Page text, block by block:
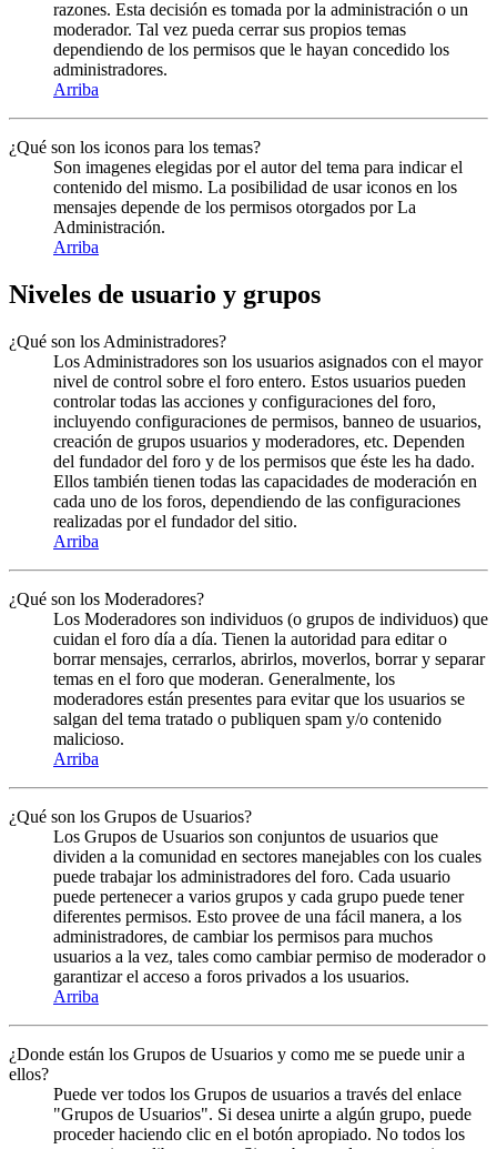
razones. Esta decisión es tomada por la administración o un
moderador. Tal vez pueda cerrar sus propios temas
dependiendo de los permisos que le hayan concedido los
administradores.
Arriba
¿Qué son los iconos para los temas?
Son imagenes elegidas por el autor del tema para indicar el
contenido del mismo. La posibilidad de usar iconos en los
mensajes depende de los permisos otorgados por La
Administración.
Arriba
Niveles de usuario y grupos
¿Qué son los Administradores?
Los Administradores son los usuarios asignados con el mayor
nivel de control sobre el foro entero. Estos usuarios pueden
controlar todas las acciones y configuraciones del foro,
incluyendo configuraciones de permisos, banneo de usuarios,
creación de grupos usuarios y moderadores, etc. Dependen
del fundador del foro y de los permisos que éste les ha dado.
Ellos también tienen todas las capacidades de moderación en
cada uno de los foros, dependiendo de las configuraciones
realizadas por el fundador del sitio.
Arriba
¿Qué son los Moderadores?
Los Moderadores son individuos (o grupos de individuos) que
cuidan el foro día a día. Tienen la autoridad para editar o
borrar mensajes, cerrarlos, abrirlos, moverlos, borrar y separar
temas en el foro que moderan. Generalmente, los
moderadores están presentes para evitar que los usuarios se
salgan del tema tratado o publiquen spam y/o contenido
malicioso.
Arriba
¿Qué son los Grupos de Usuarios?
Los Grupos de Usuarios son conjuntos de usuarios que
dividen a la comunidad en sectores manejables con los cuales
puede trabajar los administradores del foro. Cada usuario
puede pertenecer a varios grupos y cada grupo puede tener
diferentes permisos. Esto provee de una fácil manera, a los
administradores, de cambiar los permisos para muchos
usuarios a la vez, tales como cambiar permiso de moderador o
garantizar el acceso a foros privados a los usuarios.
Arriba
¿Donde están los Grupos de Usuarios y como me se puede unir a
ellos?
Puede ver todos los Grupos de usuarios a través del enlace
"Grupos de Usuarios". Si desea unirte a algún grupo, puede
proceder haciendo clic en el botón apropiado. No todos los